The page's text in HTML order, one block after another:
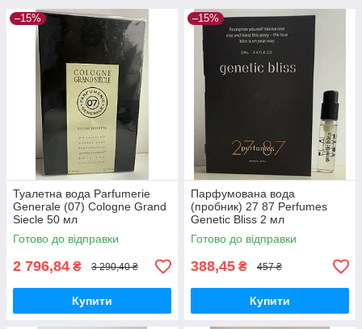
–15%
Туалетна вода Parfumerie
Generale (07) Cologne Grand
Siecle 50 мл
Готово до відправки
2 796,84 ₴ 3 290,40 ₴
Купити
–15%
Парфумована вода
(пробник) 27 87 Perfumes
Genetic Bliss 2 мл
Готово до відправки
388,45 ₴ 457 ₴
Купити